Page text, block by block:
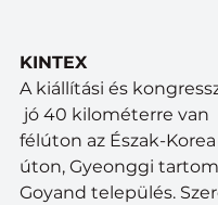
KINTEX
A kiállítási és
jó 40 kilométerre van
félúton az Észak-
úton, Gyeonggi
Goyand település.